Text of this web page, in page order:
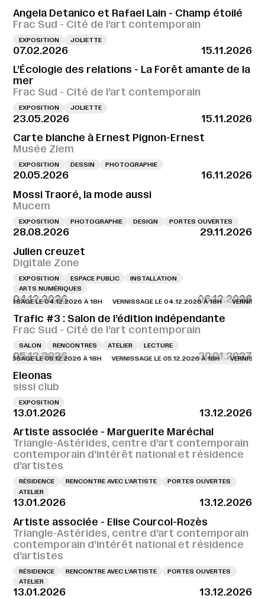
Angela Detanico et Rafael Lain - Champ étoilé
Frac Sud - Cité de l’art contemporain
EXPOSITION JOLIETTE
07.02.2026
15.11.2026
L’Écologie des relations - La Forêt amante de la
mer
Frac Sud - Cité de l’art contemporain
EXPOSITION JOLIETTE
23.05.2026
15.11.2026
Carte blanche à Ernest Pignon-Ernest
Musée Ziem
EXPOSITION DESSIN PHOTOGRAPHIE
20.05.2026
16.11.2026
Mossi Traoré, la mode aussi
Mucem
EXPOSITION PHOTOGRAPHIE DESIGN PORTES OUVERTES
28.08.2026
29.11.2026
Julien creuzet
Digitale Zone
EXPOSITION ESPACE PUBLIC
INSTALLATION
ARTS NUMÉRIQUES
04.12.2026 06.12.2026
LE 04.12.2026 À 18H VERNISSAGE LE 04.12.2026 À 18H VERNISSAGE
Trafic #3 : Salon de l’édition indépendante
Frac Sud - Cité de l’art contemporain
SALON RENCONTRES ATELIER LECTURE
05.12.2026 30.01.2027
LE 05.12.2026 À 18H VERNISSAGE LE 05.12.2026 À 18H VERNISSAGE
Eleonas
sissi club
EXPOSITION
13.01.2026
13.12.2026
Artiste associée - Marguerite Maréchal
Triangle-Astérides, centre d’art contemporain
contemporain d’intérêt national et résidence
d’artistes
RÉSIDENCE RENCONTRE AVEC L’ARTISTE
PORTES OUVERTES
ATELIER
13.01.2026
13.12.2026
Artiste associée - Elise Courcol-Rozès
Triangle-Astérides, centre d’art contemporain
contemporain d’intérêt national et résidence
d’artistes
RÉSIDENCE RENCONTRE AVEC L’ARTISTE
PORTES OUVERTES
ATELIER
13.01.2026
13.12.2026